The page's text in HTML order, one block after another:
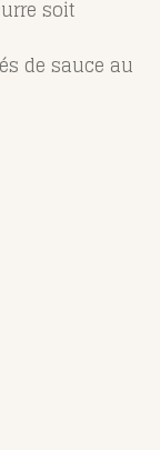
soit
de sauce au